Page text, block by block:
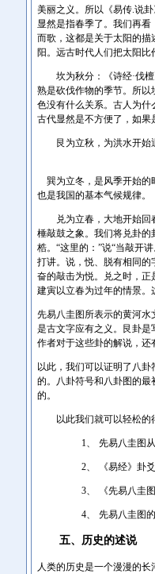
美丽之义。所以《易传.说
显然是指春季了。我们再
而歌，这都是关于太阳的
阳。远古时代人们把太阳
坎为秋分：《诗经·伐
熟是砍伐作物的季节。所
色没有什么关系。古人为
古代显然是不方便了，如
艮为立秋，为洪水开始退
巽为立冬，是风季开始的
也是我国的基本气候规律
兑为立春，大地开始回
棰敲鼓之象。我们将兑卦的
梏。“这里的：”说“当敲开
打讲。说，悦、脱有相同的
奋的敲击为悦。兑之时，
建寅以立春为过年的情景
先易八圭图所表示的黄河
是古文字应有之义。艮卦
作者对于这些卦的解说，还
以此，我们可以证明了八
的。八卦符号和八卦图的
的。
以此我们就可以轻松的
1、 先易八圭图
2、 《易经》卦
3、 《先易八圭
4、 先易八圭图
五、历史的述说
人类的历史是一个漫漫的